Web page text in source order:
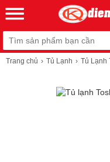
Trang chủ Tủ Lạnh Tủ Lạnh